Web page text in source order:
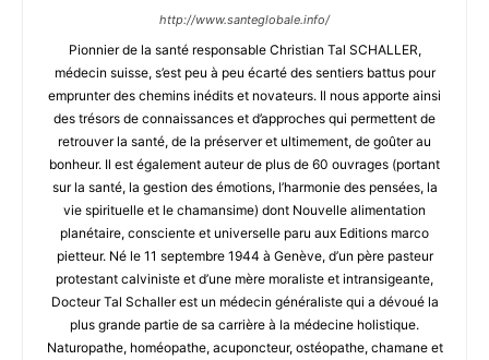
http://www.santeglobale.info/
Pionnier de la santé responsable Christian Tal SCHALLER,
médecin suisse, s’est peu à peu écarté des sentiers battus pour
emprunter des chemins inédits et novateurs. Il nous apporte ainsi
des trésors de connaissances et d’approches qui permettent de
retrouver la santé, de la préserver et ultimement, de goûter au
bonheur. Il est également auteur de plus de 60 ouvrages (portant
sur la santé, la gestion des émotions, l’harmonie des pensées, la
vie spirituelle et le chamansime) dont Nouvelle alimentation
planétaire, consciente et universelle paru aux Editions marco
pietteur. Né le 11 septembre 1944 à Genève, d’un père pasteur
protestant calviniste et d’une mère moraliste et intransigeante,
Docteur Tal Schaller est un médecin généraliste qui a dévoué la
plus grande partie de sa carrière à la médecine holistique.
Naturopathe, homéopathe, acuponcteur, ostéopathe, chamane et